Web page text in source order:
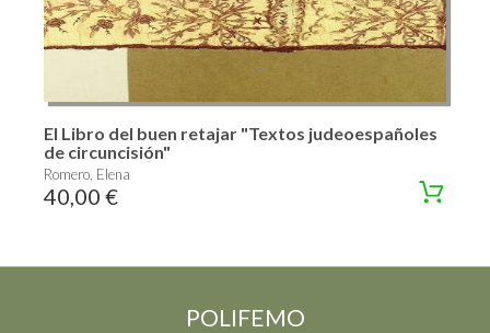
El Libro del buen retajar "Textos judeoespañoles
de circuncisión"
Romero, Elena
40,00 €
POLIFEMO